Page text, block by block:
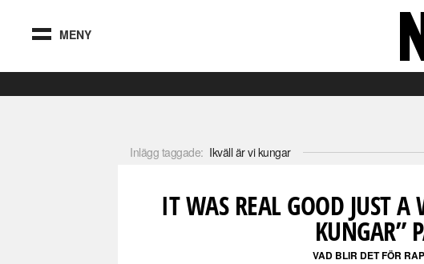
MENY
Inlägg taggade: Ikväll är vi kungar
IT WAS REAL GOOD JUST
KUNGAR”
VAD BLIR DET FÖR